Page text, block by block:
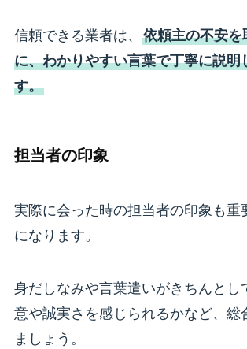
信頼できる業者は、 依頼主の不安を
に、わかりやすい言葉で丁寧に説明
す。
担当者の印象
実際に会った時の担当者の印象も重
になります。
身だしなみや言葉遣いがきちんとし
意や誠実さを感じられるかなど、総
ましょう。